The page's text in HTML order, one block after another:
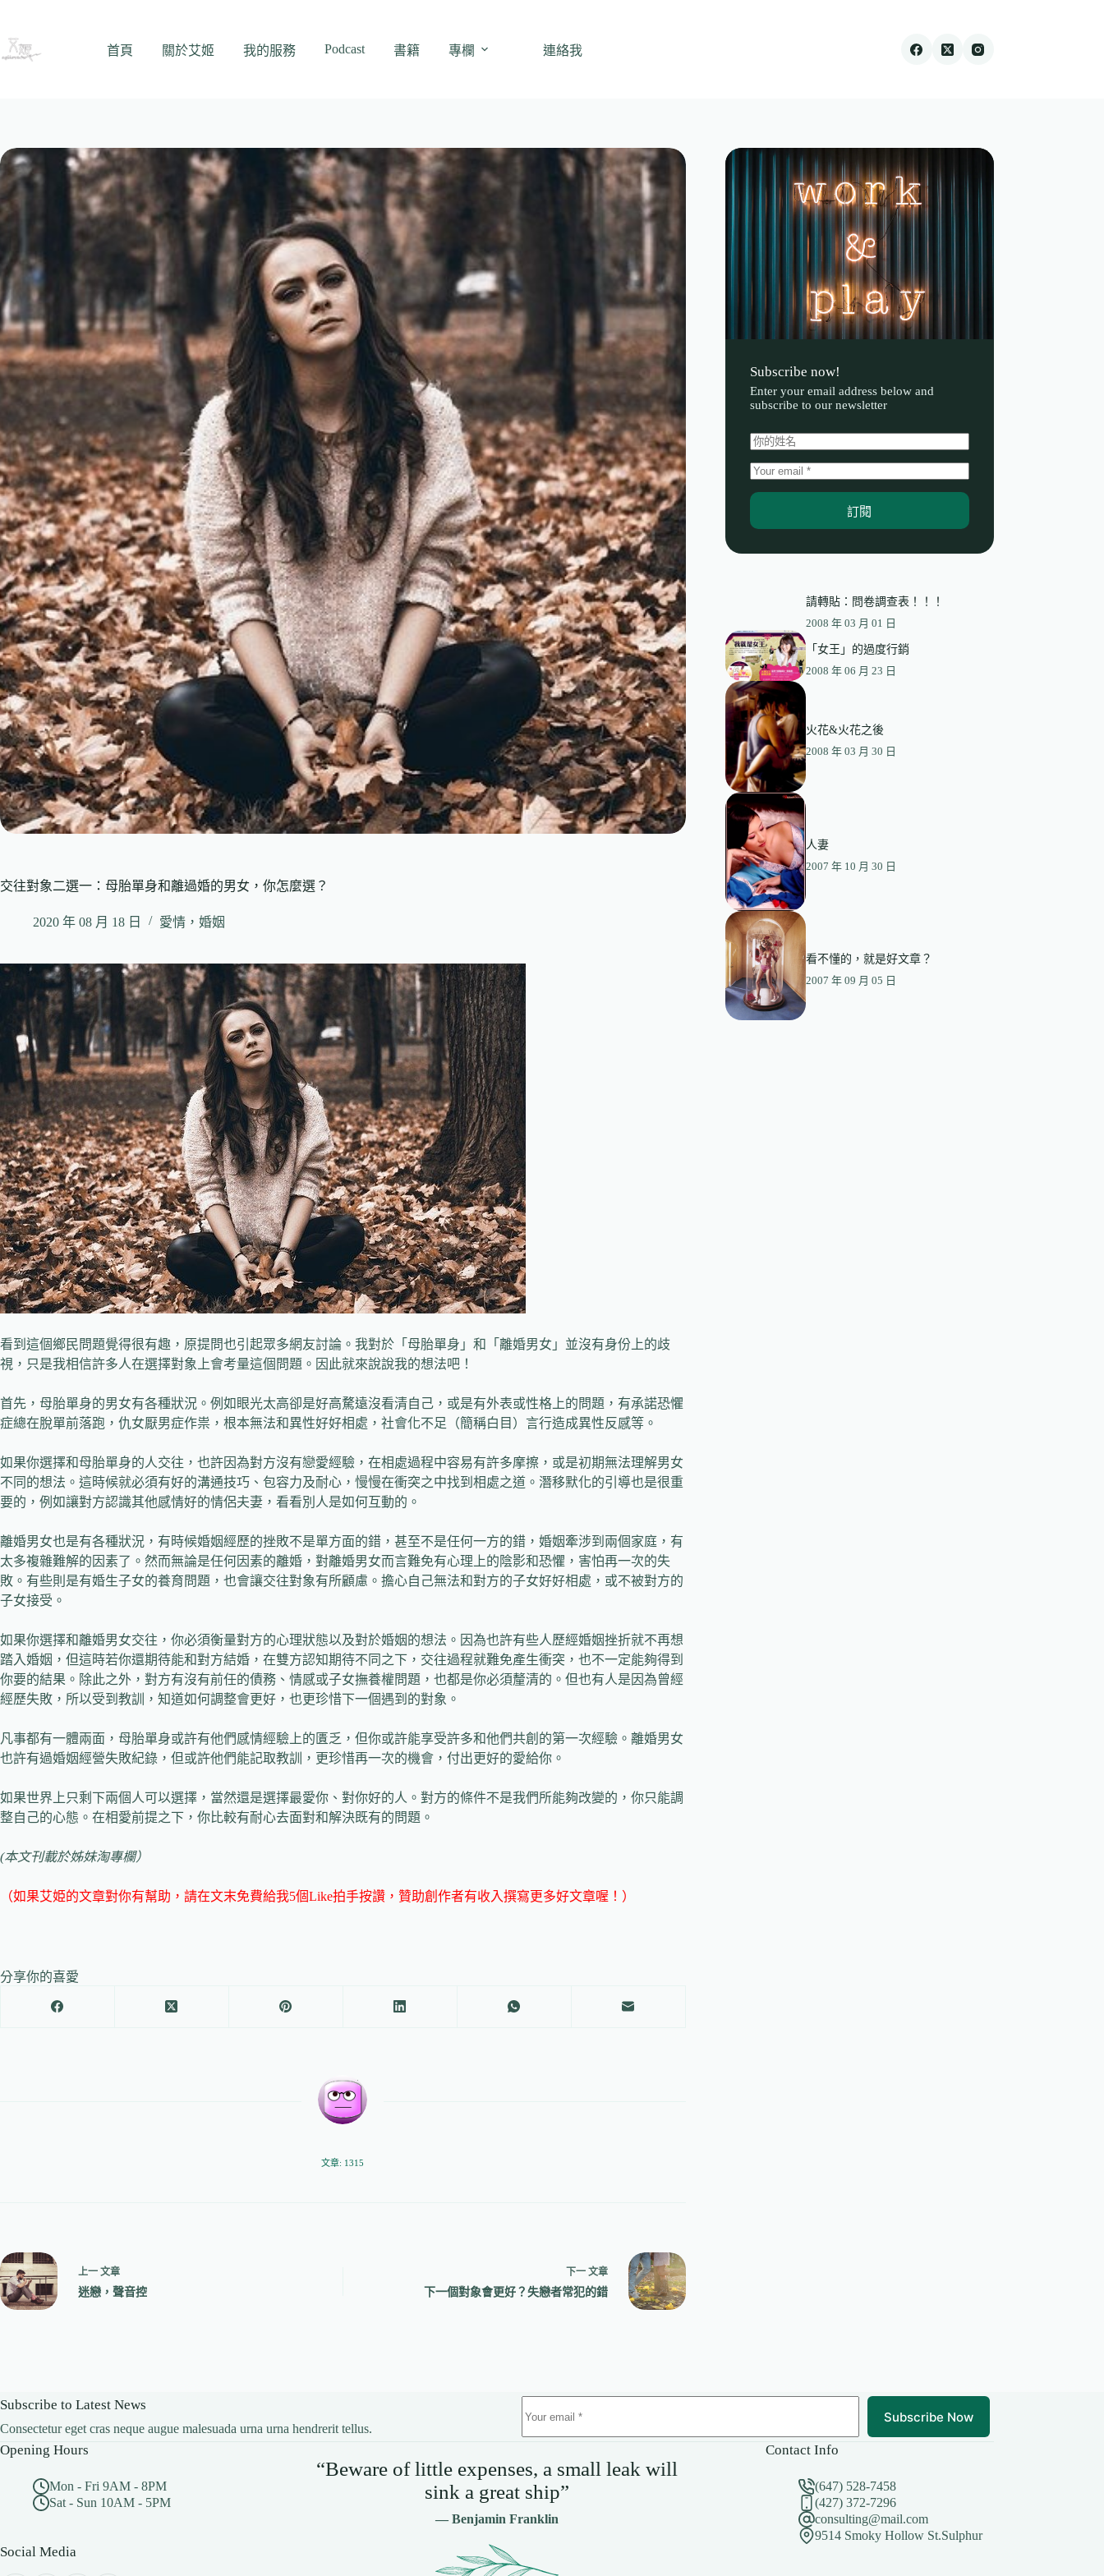
主
首頁 關於艾姬 我的服務 Podcast 書籍 專欄 連絡我
交往對象二選一：母胎單身和離過婚的男女，你怎麼選？
2020 年 08 月 18 日 愛情，婚姻
看到這個鄉民問題覺得很有趣，原提問也引起眾多網友討論。我對於「母胎單身」和「離婚男女」並沒有身份上的歧
視，只是我相信許多人在選擇對象上會考量這個問題。因此就來說說我的想法吧！
首先，母胎單身的男女有各種狀況。例如眼光太高卻是好高騖遠沒看清自己，或是有外表或性格上的問題，有承諾恐懼
症總在脫單前落跑，仇女厭男症作祟，根本無法和異性好好相處，社會化不足（簡稱白目）言行造成異性反感等。
如果你選擇和母胎單身的人交往，也許因為對方沒有戀愛經驗，在相處過程中容易有許多摩擦，或是初期無法理解男女
不同的想法。這時候就必須有好的溝通技巧、包容力及耐心，慢慢在衝突之中找到相處之道。潛移默化的引導也是很重
要的，例如讓對方認識其他感情好的情侶夫妻，看看別人是如何互動的。
離婚男女也是有各種狀況，有時候婚姻經歷的挫敗不是單方面的錯，甚至不是任何一方的錯，婚姻牽涉到兩個家庭，有
太多複雜難解的因素了。然而無論是任何因素的離婚，對離婚男女而言難免有心理上的陰影和恐懼，害怕再一次的失
敗。有些則是有婚生子女的養育問題，也會讓交往對象有所顧慮。擔心自己無法和對方的子女好好相處，或不被對方的
子女接受。
如果你選擇和離婚男女交往，你必須衡量對方的心理狀態以及對於婚姻的想法。因為也許有些人歷經婚姻挫折就不再想
踏入婚姻，但這時若你還期待能和對方結婚，在雙方認知期待不同之下，交往過程就難免產生衝突，也不一定能夠得到
你要的結果。除此之外，對方有沒有前任的債務、情感或子女撫養權問題，也都是你必須釐清的。但也有人是因為曾經
經歷失敗，所以受到教訓，知道如何調整會更好，也更珍惜下一個遇到的對象。
凡事都有一體兩面，母胎單身或許有他們感情經驗上的匱乏，但你或許能享受許多和他們共創的第一次經驗。離婚男女
也許有過婚姻經營失敗紀錄，但或許他們能記取教訓，更珍惜再一次的機會，付出更好的愛給你。
如果世界上只剩下兩個人可以選擇，當然還是選擇最愛你、對你好的人。對方的條件不是我們所能夠改變的，你只能調
整自己的心態。在相愛前提之下，你比較有耐心去面對和解決既有的問題。
(本文刊載於姊妹淘專欄）
（如果艾姫的文章對你有幫助，請在文末免費給我5個Like拍手按讚，贊助創作者有收入撰寫更多好文章喔！）
分享你的喜愛
文章: 1315
上一 文章
迷戀，聲音控
下一 文章
下一個對象會更好？失戀者常犯的錯
Subscribe now!
Enter your email address below and
subscribe to our newsletter
訂閱
請轉貼：問卷調查表！！！
2008 年 03 月 01 日
「女王」的過度行銷
2008 年 06 月 23 日
火花&火花之後
2008 年 03 月 30 日
人妻
2007 年 10 月 30 日
看不懂的，就是好文章？
2007 年 09 月 05 日
Subscribe to Latest News
Consectetur eget cras neque augue malesuada urna urna hendrerit tellus.
Subscribe Now
Opening Hours
Mon - Fri 9AM - 8PM
Sat - Sun 10AM - 5PM
Social Media
“Beware of little expenses, a small leak will
sink a great ship”
— Benjamin Franklin
Contact Info
(647) 528-7458
(427) 372-7296
consulting@mail.com
9514 Smoky Hollow St.Sulphur